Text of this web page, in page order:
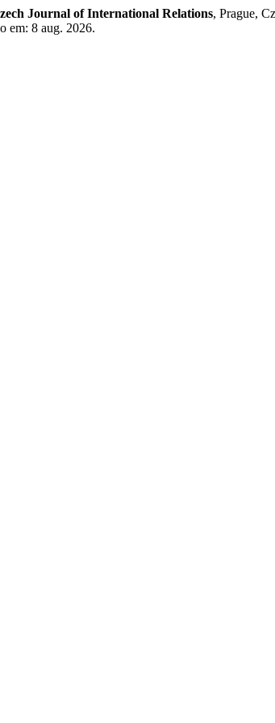
Journal of International Relations, Prague,
em: 8 aug. 2026.